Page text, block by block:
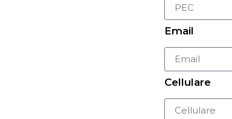
Email
Cellulare